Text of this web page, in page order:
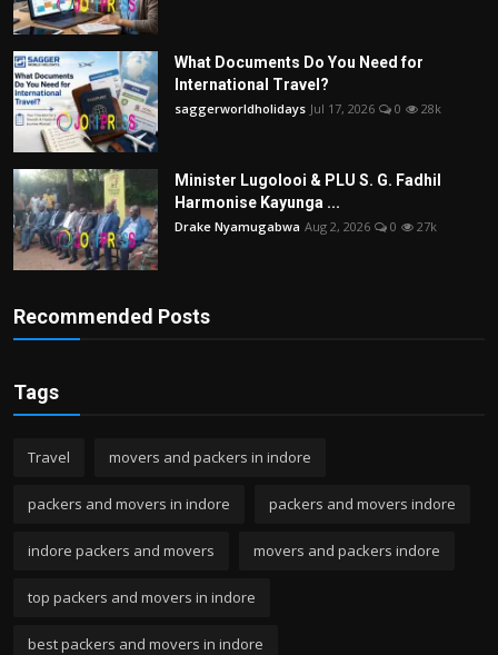
What Documents Do You Need for
International Travel?
saggerworldholidays Jul 17, 2026 0 28k
Minister Lugolooi & PLU S. G. Fadhil
Harmonise Kayunga ...
Drake Nyamugabwa Aug 2, 2026 0 27k
Recommended Posts
Tags
Travel movers and packers in indore
packers and movers in indore packers and movers indore
indore packers and movers movers and packers indore
top packers and movers in indore
best packers and movers in indore